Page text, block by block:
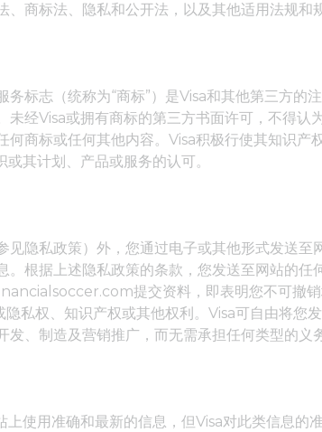
、商标法、隐私和公开法，以及其他适用法规和
务标志（统称为“商标”）是Visa和其他第三方
经Visa或拥有商标的第三方书面许可，不得
何商标或任何其他内容。Visa积极行使其知识
其计划、产品或服务的认可。
见隐私政策）外，您通过电子或其他形式发送
。根据上述隐私政策的条款，您发送至网站的
提交资料，即表明您不可撤
隐私权、知识产权或其他权利。Visa可自由将
发、制造及营销推广，而无需承担任何类型的义
上使用准确和最新的信息，但Visa对此类信息